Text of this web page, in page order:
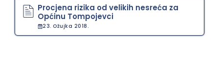
Procjena rizika od velikih nesreća za
Općinu Tompojevci
23. Ožujka 2018.